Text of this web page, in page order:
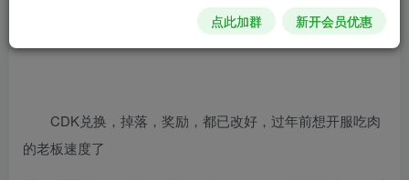
120级带19个新地图+二觉+新光环，新宠物，新翅膀
CDK兑换，掉落，奖励，都已改好，过年前想开服吃肉
的老板速度了
点此加群 新开会员优惠